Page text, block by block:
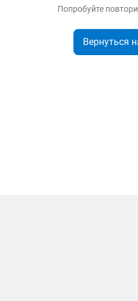
Попробуйте
Вернуться